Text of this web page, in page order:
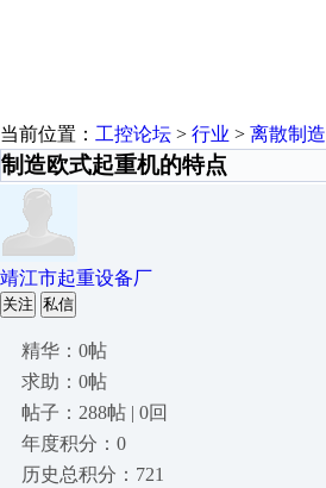
当前位置： 工控论坛 > 行业 > 离散制造
制造欧式起重机的特点
靖江市起重设备厂
关注 私信
精华：0帖
求助：0帖
帖子：288帖 | 0回
年度积分：0
历史总积分：721